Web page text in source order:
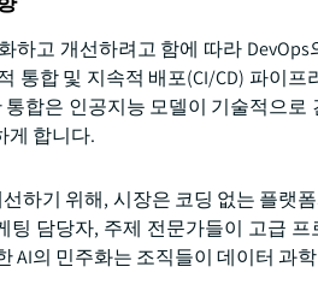
하고 개선하려고 함에 따라
통합 및 지속적 배포(CI/CD) 파이
합은 인공지능 모델이 기술적으
게 합니다.
하기 위해, 시장은 코딩 없는 플랫
담당자, 주제 전문가들이 고급
AI의 민주화는 조직들이 데이터 과